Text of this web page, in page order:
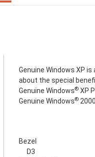
Genuine Windows XP
about the special
Genuine Windows® XP
Genuine Windows®
Bezel
D3